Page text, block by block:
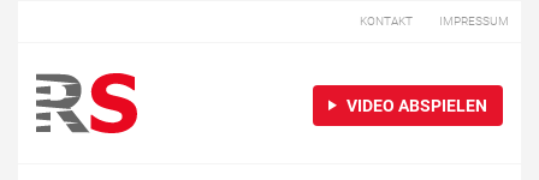
KONTAKT IMPRESSUM
VIDEO ABSPIELEN